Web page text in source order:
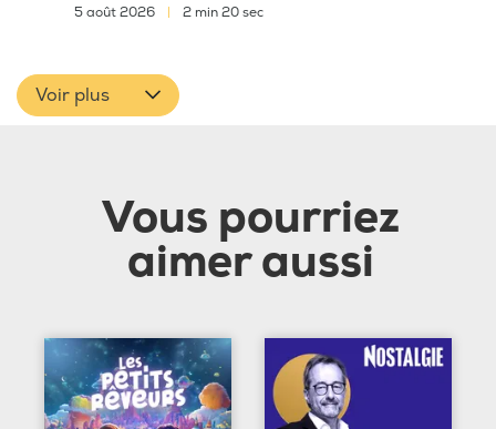
5 août 2026 2 min 20 sec
Voir plus
Vous pourriez
aimer aussi